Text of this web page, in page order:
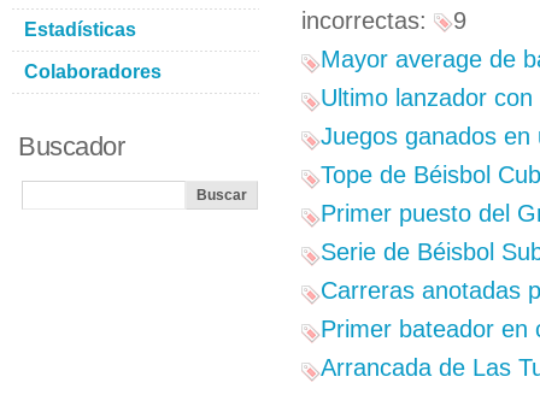
incorrectas:
9
Mayor average de
Ultimo lanzador
Juegos ganados en
Tope de Béisbol
Primer puesto del
Serie de Béisbol
Carreras anotadas
Primer bateador en
Arrancada de Las
Estadísticas
Colaboradores
Buscador